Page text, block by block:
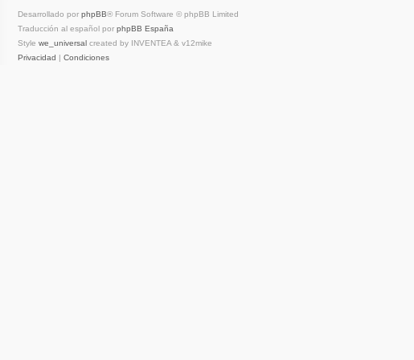
Desarrollado por phpBB® Forum Software © phpBB Limited
Traducción al español por phpBB España
Style we_universal created by INVENTEA & v12mike
Privacidad | Condiciones